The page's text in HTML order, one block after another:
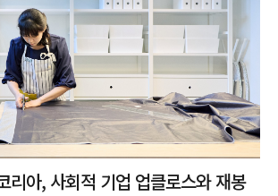
리아, 사회적 기업 업클로스와 재봉